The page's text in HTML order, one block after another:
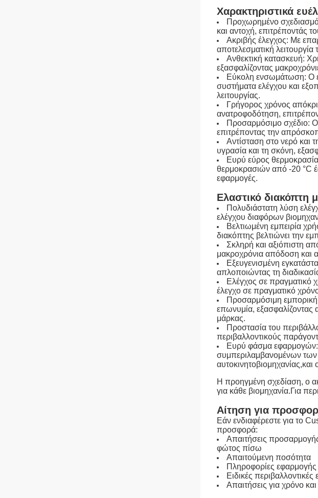
Χαρακτηριστικά
Προχωρημένο
και αντοχή, επιτρέποντάς
Ακριβής έλεγχος: Με
αποτελεσματική
Ανθεκτική κατασκευή:
εξασφαλίζοντας
Εύκολη ενσωμάτωση: Ο
συστήματα ελέγχου και
λειτουργίας.
Γρήγορος χρόνος
ανατροφοδότηση,
Προσαρμόσιμο σχέδιο: Ο
επιτρέποντας την
Αντίσταση στο νερό και
υγρασία και τη σκόνη,
Ευρύ εύρος
θερμοκρασιών από -20 °C
εφαρμογές.
Ελαστικό διακόπτη
Πολυδιάστατη λύση
ελέγχου διαφόρων
Βελτιωμένη εμπειρία
διακόπτης βελτιώνει την
Σκληρή και αξιόπιστη
μακροχρόνια απόδοση και
Εξευγενισμένη
απλοποιώντας τη
Ελέγχος σε πραγματικό
έλεγχο σε πραγματικό
Προσαρμόσιμη εμπορική
επωνυμία, εξασφαλίζοντας
μάρκας.
Προστασία του
περιβαλλοντικούς
Ευρύ φάσμα εφαρμογών:
συμπεριλαμβανομένων των
Η προηγμένη σχεδίαση, ο
για κάθε βιομηχανία.Για
Αίτηση για
Εάν ενδιαφέρεστε για το
προσφορά:
Απαιτήσεις
φώτος πίσω
Απαιτούμενη ποσότητα
Πληροφορίες εφαρμογής
Ειδικές
Απαιτήσεις για χρόνο